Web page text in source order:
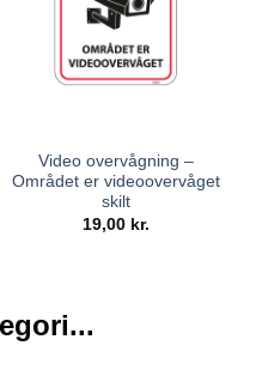
Video overvågning –
Området er videoovervåget
skilt
19,00 kr.